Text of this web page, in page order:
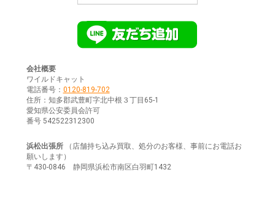
会社概要
ワイルドキャット
電話番号： 0120-819-702
住所：知多郡武豊町字北中根３丁目65-1
愛知県公安委員会許可
番号 542522312300
浜松出張所（店舗持ち込み買取、処分のお客様、事前にお電話お
願いします）
〒430-0846 静岡県浜松市南区白羽町1432